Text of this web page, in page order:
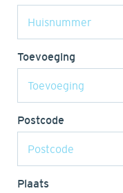
Toevoeging
Postcode
Plaats